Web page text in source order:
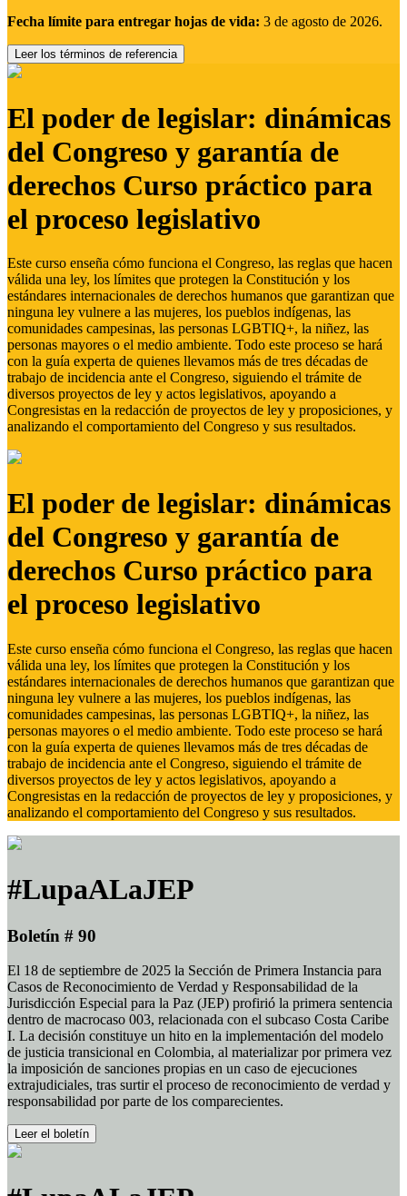
Fecha límite para entregar hojas de vida: 3 de agosto de 2026.
Leer los términos de referencia
El poder de legislar: dinámicas
del Congreso y garantía de
derechos Curso práctico para
el proceso legislativo
Este curso enseña cómo funciona el Congreso, las reglas que hacen
válida una ley, los límites que protegen la Constitución y los
estándares internacionales de derechos humanos que garantizan que
ninguna ley vulnere a las mujeres, los pueblos indígenas, las
comunidades campesinas, las personas LGBTIQ+, la niñez, las
personas mayores o el medio ambiente. Todo este proceso se hará
con la guía experta de quienes llevamos más de tres décadas de
trabajo de incidencia ante el Congreso, siguiendo el trámite de
diversos proyectos de ley y actos legislativos, apoyando a
Congresistas en la redacción de proyectos de ley y proposiciones, y
analizando el comportamiento del Congreso y sus resultados.
El poder de legislar: dinámicas
del Congreso y garantía de
derechos Curso práctico para
el proceso legislativo
Este curso enseña cómo funciona el Congreso, las reglas que hacen
válida una ley, los límites que protegen la Constitución y los
estándares internacionales de derechos humanos que garantizan que
ninguna ley vulnere a las mujeres, los pueblos indígenas, las
comunidades campesinas, las personas LGBTIQ+, la niñez, las
personas mayores o el medio ambiente. Todo este proceso se hará
con la guía experta de quienes llevamos más de tres décadas de
trabajo de incidencia ante el Congreso, siguiendo el trámite de
diversos proyectos de ley y actos legislativos, apoyando a
Congresistas en la redacción de proyectos de ley y proposiciones, y
analizando el comportamiento del Congreso y sus resultados.
#LupaALaJEP
Boletín # 90
El 18 de septiembre de 2025 la Sección de Primera Instancia para
Casos de Reconocimiento de Verdad y Responsabilidad de la
Jurisdicción Especial para la Paz (JEP) profirió la primera sentencia
dentro de macrocaso 003, relacionada con el subcaso Costa Caribe
I. La decisión constituye un hito en la implementación del modelo
de justicia transicional en Colombia, al materializar por primera vez
la imposición de sanciones propias en un caso de ejecuciones
extrajudiciales, tras surtir el proceso de reconocimiento de verdad y
responsabilidad por parte de los comparecientes.
Leer el boletín